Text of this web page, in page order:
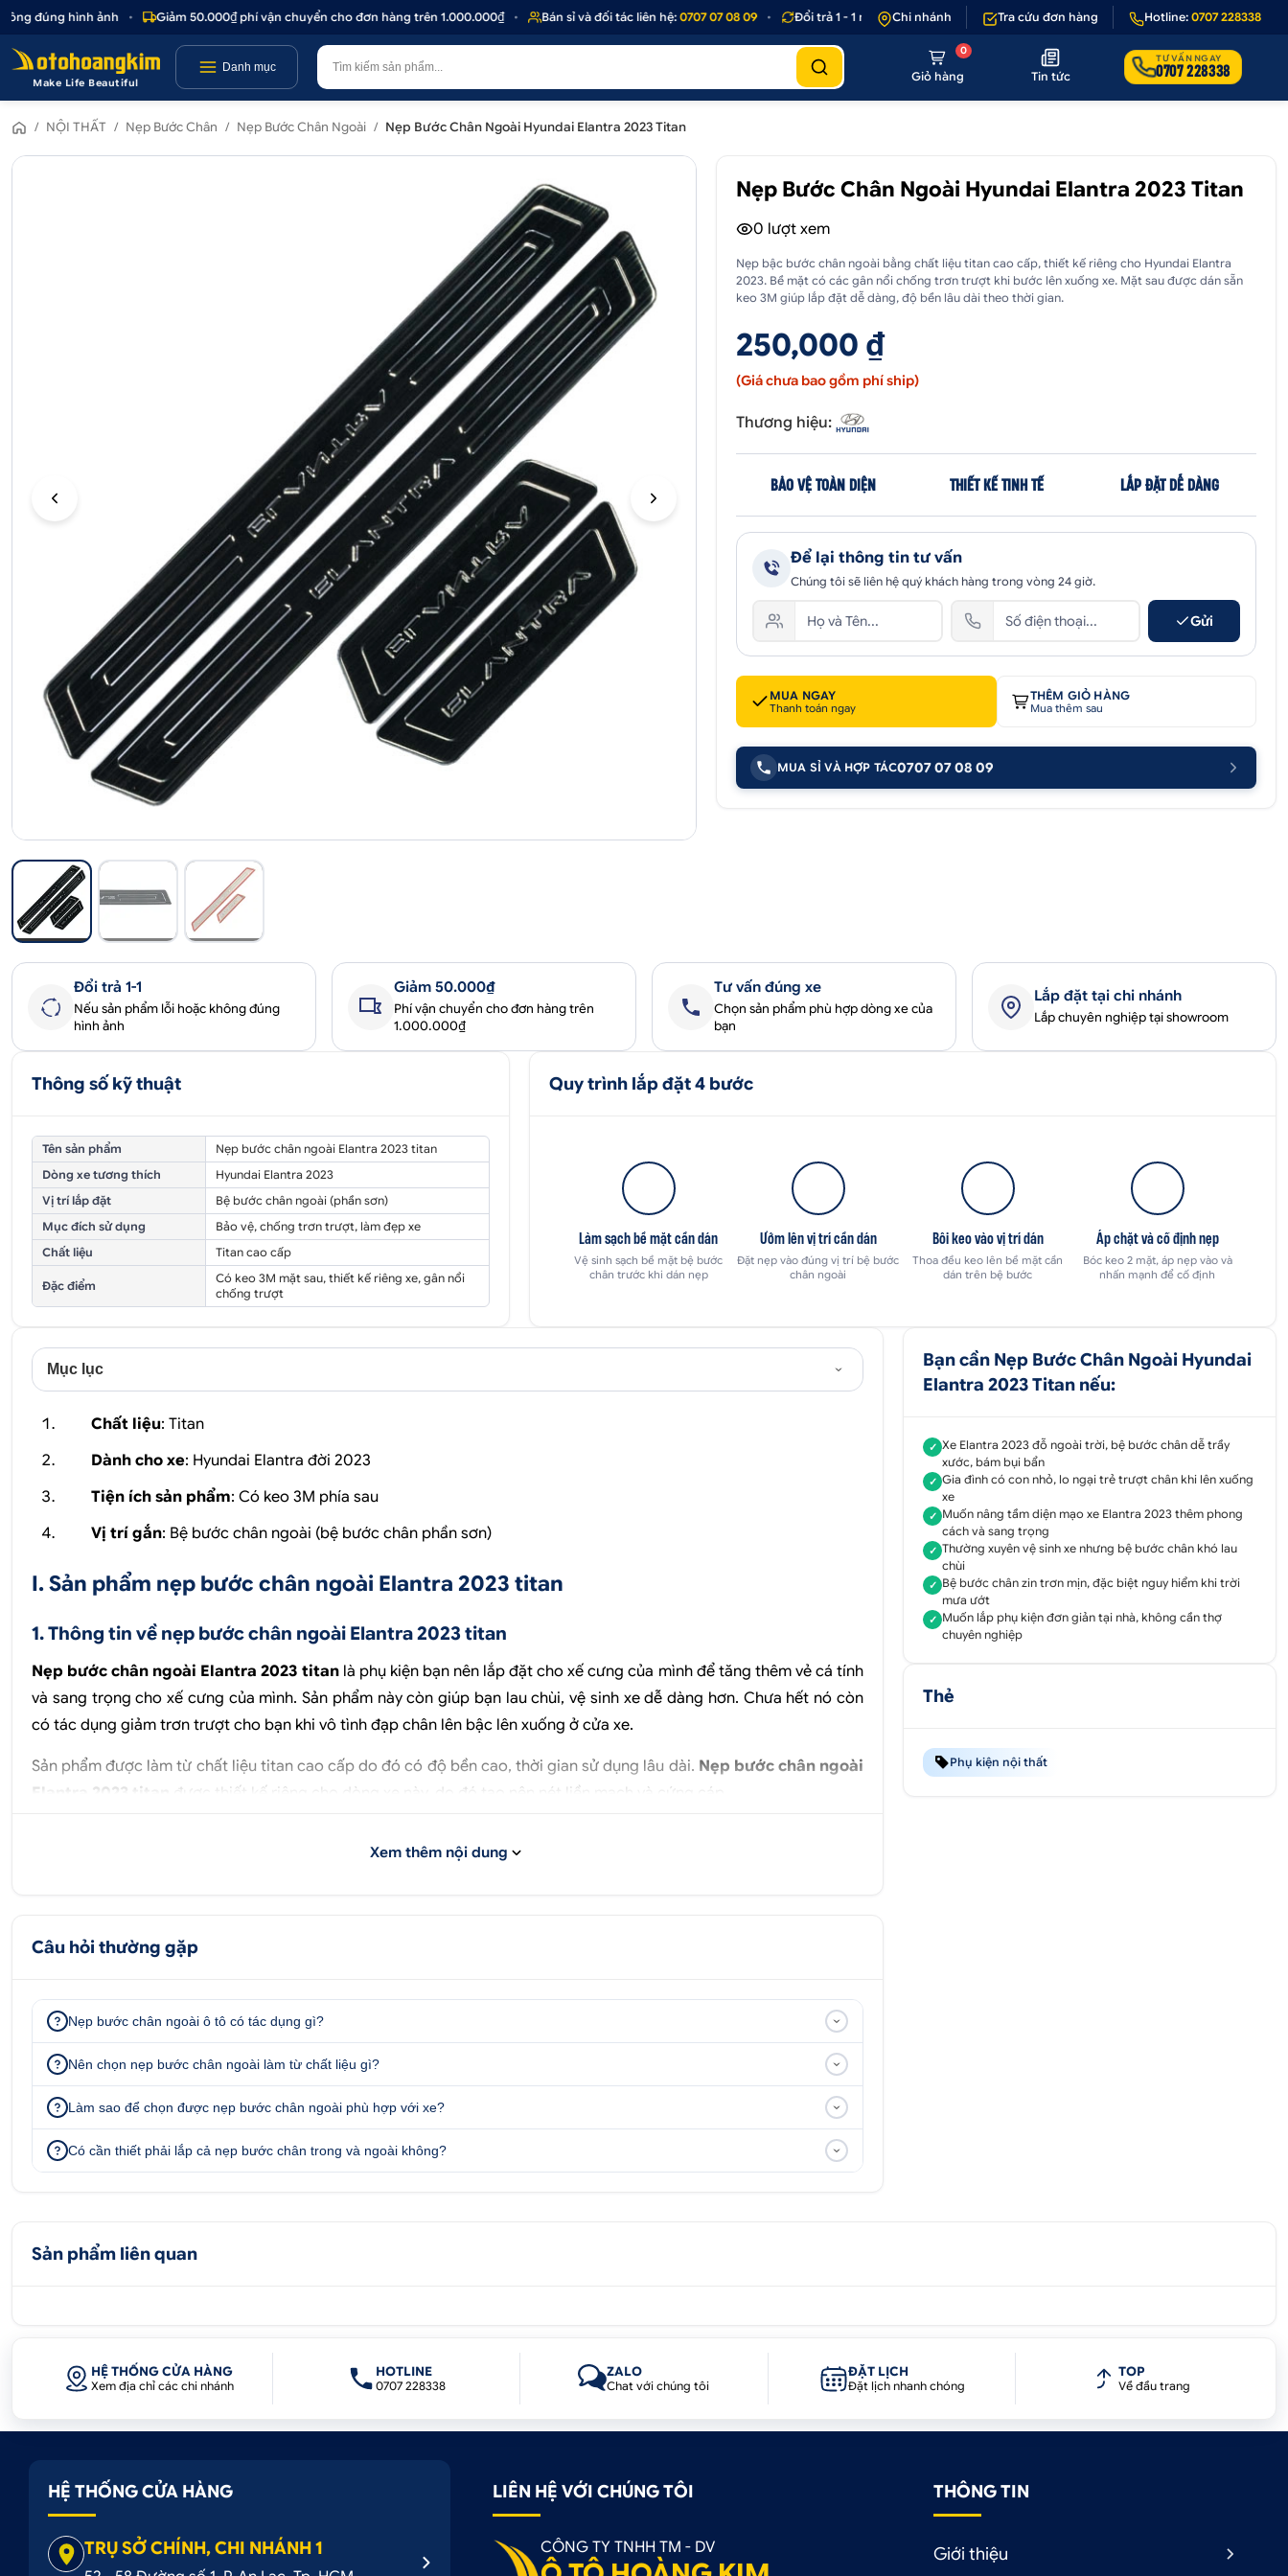
đúng hình ảnh • Giảm 50.000₫ phí vận chuyển cho đơn hàng trên 1.000.000₫ • Bán sỉ và đối tác liên hệ:0707 07 08 09 • Đổi trả 1 - 1 nếu sản phẩm lỗi hoặc không đúng hình ảnh Giảm 50.000₫ phí vận
Chi nhánh Tra cứu đơn hàng Hotline: 0707 228338
Make Life Beautiful
Danh mục
Giỏ hàng
0
Tin tức
TƯ VẤN NGAY
0707 228338
/ NỘI THẤT / Nẹp Bước Chân / Nẹp Bước Chân Ngoài / Nẹp Bước Chân Ngoài Hyundai Elantra 2023 Titan
Nẹp Bước Chân Ngoài Hyundai Elantra 2023 Titan
0 lượt xem
Nẹp bậc bước chân ngoài bằng chất liệu titan cao cấp, thiết kế riêng cho Hyundai Elantra
2023. Bề mặt có các gân nổi chống trơn trượt khi bước lên xuống xe. Mặt sau được dán sẵn
keo 3M giúp lắp đặt dễ dàng, độ bền lâu dài theo thời gian.
250,000 ₫
(Giá chưa bao gồm phí ship)
Thương hiệu:
BẢO VỆ TOÀN DIỆN THIẾT KẾ TINH TẾ LẮP ĐẶT DỄ DÀNG
Để lại thông tin tư vấn
Chúng tôi sẽ liên hệ quý khách hàng trong vòng 24 giờ.
Gửi
MUA NGAY
Thanh toán ngay
THÊM GIỎ HÀNG
Mua thêm sau
MUA SỈ VÀ HỢP TÁC0707 07 08 09
Đổi trả 1-1
Nếu sản phẩm lỗi hoặc không đúng
hình ảnh
Giảm 50.000₫
Phí vận chuyển cho đơn hàng trên
1.000.000₫
Tư vấn đúng xe
Chọn sản phẩm phù hợp dòng xe của
bạn
Lắp đặt tại chi nhánh
Lắp chuyên nghiệp tại showroom
Thông số kỹ thuật
Tên sản phẩm
Nẹp bước chân ngoài Elantra 2023 titan
Dòng xe tương thích
Hyundai Elantra 2023
Vị trí lắp đặt
Bệ bước chân ngoài (phần sơn)
Mục đích sử dụng
Bảo vệ, chống trơn trượt, làm đẹp xe
Chất liệu
Titan cao cấp
Đặc điểm
Có keo 3M mặt sau, thiết kế riêng xe, gân nổi
chống trượt
Quy trình lắp đặt 4 bước
Làm sạch bề mặt cần dán
Vệ sinh sạch bề mặt bệ bước
chân trước khi dán nẹp
Ướm lên vị trí cần dán
Đặt nẹp vào đúng vị trí bệ bước
chân ngoài
Bôi keo vào vị trí dán
Thoa đều keo lên bề mặt cần
dán trên bệ bước
Áp chặt và cố định nẹp
Bóc keo 2 mặt, áp nẹp vào và
nhấn mạnh để cố định
Mục lục
Chất liệu: Titan
Dành cho xe: Hyundai Elantra đời 2023
Tiện ích sản phẩm: Có keo 3M phía sau
Vị trí gắn: Bệ bước chân ngoài (bệ bước chân phần sơn)
I. Sản phẩm nẹp bước chân ngoài Elantra 2023 titan
1. Thông tin về nẹp bước chân ngoài Elantra 2023 titan
Nẹp bước chân ngoài Elantra 2023 titan là phụ kiện bạn nên lắp đặt cho xế cưng của mình để tăng thêm vẻ cá tính
và sang trọng cho xế cưng của mình. Sản phẩm này còn giúp bạn lau chùi, vệ sinh xe dễ dàng hơn. Chưa hết nó còn
có tác dụng giảm trơn trượt cho bạn khi vô tình đạp chân lên bậc lên xuống ở cửa xe.
Sản phẩm được làm từ chất liệu titan cao cấp do đó có độ bền cao, thời gian sử dụng lâu dài. Nẹp bước chân ngoài
Elantra 2023 titan
được thiết kế riêng cho dòng xe này, do đó tạo nên nét liền mạch và cứng cáp.
Xem thêm nội dung
Câu hỏi thường gặp
Nẹp bước chân ngoài ô tô có tác dụng gì?
Nên chọn nẹp bước chân ngoài làm từ chất liệu gì?
Làm sao để chọn được nẹp bước chân ngoài phù hợp với xe?
Có cần thiết phải lắp cả nẹp bước chân trong và ngoài không?
Bạn cần Nẹp Bước Chân Ngoài Hyundai
Elantra 2023 Titan nếu:
✓ Xe Elantra 2023 đỗ ngoài trời, bệ bước chân dễ trầy
xước, bám bụi bẩn
✓ Gia đình có con nhỏ, lo ngại trẻ trượt chân khi lên xuống
xe
✓ Muốn nâng tầm diện mạo xe Elantra 2023 thêm phong
cách và sang trọng
✓ Thường xuyên vệ sinh xe nhưng bệ bước chân khó lau
chùi
✓ Bệ bước chân zin trơn mịn, đặc biệt nguy hiểm khi trời
mưa ướt
✓ Muốn lắp phụ kiện đơn giản tại nhà, không cần thợ
chuyên nghiệp
Thẻ
Phụ kiện nội thất
Sản phẩm liên quan
HỆ THỐNG CỬA HÀNG
Xem địa chỉ các chi nhánh
HOTLINE
0707 228338
ZALO
Chat với chúng tôi
ĐẶT LỊCH
Đặt lịch nhanh chóng
TOP
Về đầu trang
HỆ THỐNG CỬA HÀNG
TRỤ SỞ CHÍNH, CHI NHÁNH 1
LIÊN HỆ VỚI CHÚNG TÔI
CÔNG TY TNHH TM - DV
THÔNG TIN
Giới thiệu